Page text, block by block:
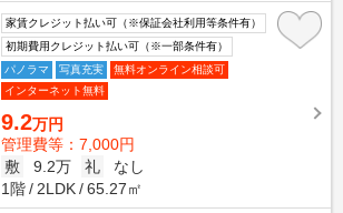
家賃クレジット払い可（※保証会社利用等条件有）
初期費用クレジット払い可（※一部条件有）
パノラマ
写真充実
無料オンライン相談可
インターネット無料
9.2万円
管理費等：7,000円
敷
9.2万 礼
なし
1階
2LDK 65.27㎡